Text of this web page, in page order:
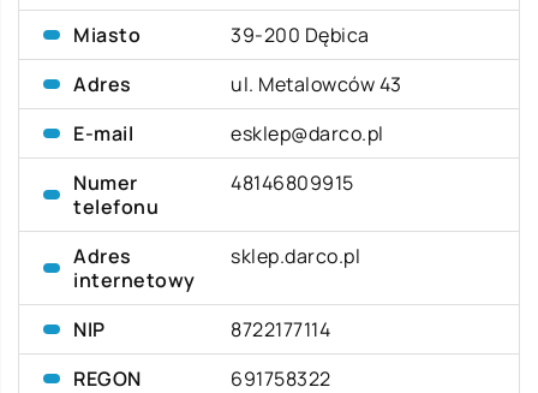
Miasto
39-200 Dębica
Adres
ul. Metalowców 43
E-mail
esklep@darco.pl
Numer
telefonu
48146809915
Adres
internetowy
sklep.darco.pl
NIP
8722177114
REGON
691758322